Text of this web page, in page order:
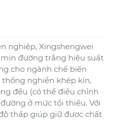
nghiệp, Xingshengwei
đường trắng hiệu suất
cho ngành chế biến
nghiền khép kín,
đều (có thể điều chỉnh
ở mức tối thiểu. Với
thấp giúp giữ được chất